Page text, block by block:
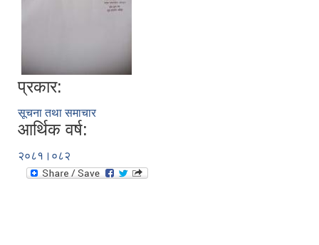
प्रकार:
सूचना तथा समाचार
आर्थिक वर्ष:
२०८१।०८२